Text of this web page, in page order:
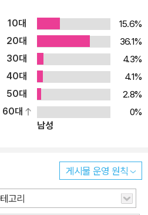
게임 기획이다. Part 1. 취직
않게 다니고 싶어 하는 회사로써, 게
자가 되기 위해서는 충분한 기술(?)
에 필요한 스펙을 쌓아야 한다. Par
회사에 들어왔다. 내가 무엇을 할
성실함에 있으며, 그 기본을 바탕으
작성하는데 필요한 기술, 데이터를
, 또한 다른 세부적인 분야의 팀들과
하듯이, 회사에서 어느 정도의 경력
다. 이를 극복하기 위해서는 내가 지
자극을 줄 수 있는 일을 해든지, 그
모가 크거나 작거나 간에 둘 다 장단
10대
15.6%
20대
36.1%
30대
4.3%
40대
4.1%
50대
2.8%
60대
0%
남성
게시물 운영 원칙
고리